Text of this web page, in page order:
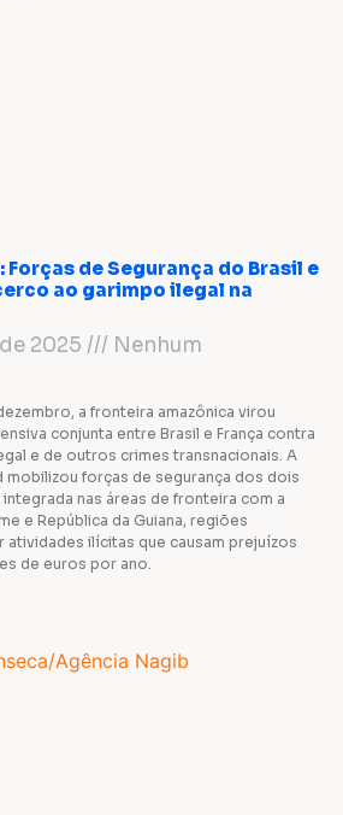
de Segurança do Brasil e
ao garimpo ilegal na
2025
Nenhum
a fronteira amazônica virou
conjunta entre Brasil e França contra
e de outros crimes transnacionais. A
mobilizou forças de segurança dos dois
nas áreas de fronteira com a
e República da Guiana, regiões
atividades ilícitas que causam prejuízos
de euros por ano.